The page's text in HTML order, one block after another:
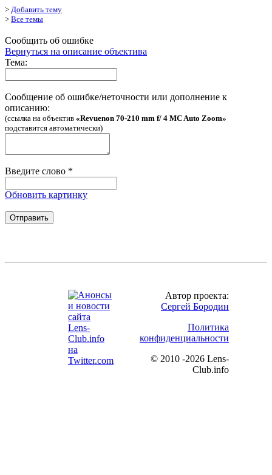
> Добавить тему
> Все темы
Сообщить об ошибке
Вернуться на описание объектива
Тема:
Сообщение об ошибке/неточности или дополнение к
описанию:
(ссылка на объектив «Revuenon 70-210 mm f/ 4 MC Auto Zoom»
подставится автоматически)
Введите слово *
Обновить картинку
Автор проекта:
Сергей Бородин
Политика
конфиденциальности
© 2010 -2026 Lens-
Club.info